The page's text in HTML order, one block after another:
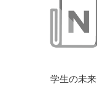
学生の未